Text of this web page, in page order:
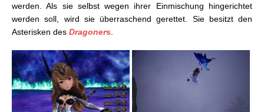
werden. Als sie selbst wegen ihrer Einmischung hingerichtet
werden soll, wird sie überraschend gerettet. Sie besitzt den
Asterisken des Dragoners